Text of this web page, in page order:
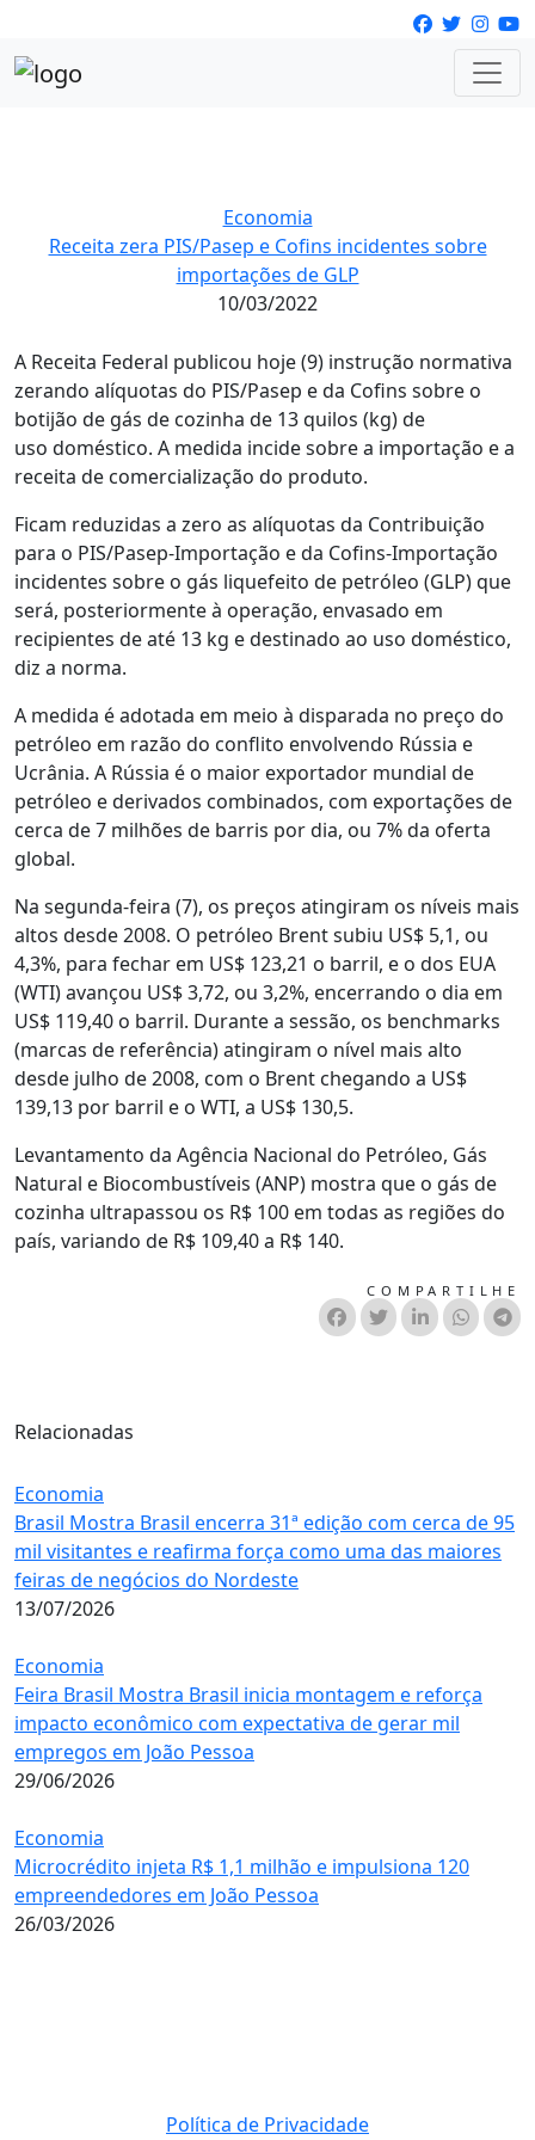
Economia
Receita zera PIS/Pasep e Cofins incidentes sobre
importações de GLP
10/03/2022
A Receita Federal publicou hoje (9) instrução normativa
zerando alíquotas do PIS/Pasep e da Cofins sobre o
botijão de gás de cozinha de 13 quilos (kg) de
uso doméstico. A medida incide sobre a importação e a
receita de comercialização do produto.
Ficam reduzidas a zero as alíquotas da Contribuição
para o PIS/Pasep-Importação e da Cofins-Importação
incidentes sobre o gás liquefeito de petróleo (GLP) que
será, posteriormente à operação, envasado em
recipientes de até 13 kg e destinado ao uso doméstico,
diz a norma.
A medida é adotada em meio à disparada no preço do
petróleo em razão do conflito envolvendo Rússia e
Ucrânia. A Rússia é o maior exportador mundial de
petróleo e derivados combinados, com exportações de
cerca de 7 milhões de barris por dia, ou 7% da oferta
global.
Na segunda-feira (7), os preços atingiram os níveis mais
altos desde 2008. O petróleo Brent subiu US$ 5,1, ou
4,3%, para fechar em US$ 123,21 o barril, e o dos EUA
(WTI) avançou US$ 3,72, ou 3,2%, encerrando o dia em
US$ 119,40 o barril. Durante a sessão, os benchmarks
(marcas de referência) atingiram o nível mais alto
desde julho de 2008, com o Brent chegando a US$
139,13 por barril e o WTI, a US$ 130,5.
Levantamento da Agência Nacional do Petróleo, Gás
Natural e Biocombustíveis (ANP) mostra que o gás de
cozinha ultrapassou os R$ 100 em todas as regiões do
país, variando de R$ 109,40 a R$ 140.
COMPARTILHE
Relacionadas
Economia
Brasil Mostra Brasil encerra 31ª edição com cerca de 95
mil visitantes e reafirma força como uma das maiores
feiras de negócios do Nordeste
13/07/2026
Economia
Feira Brasil Mostra Brasil inicia montagem e reforça
impacto econômico com expectativa de gerar mil
empregos em João Pessoa
29/06/2026
Economia
Microcrédito injeta R$ 1,1 milhão e impulsiona 120
empreendedores em João Pessoa
26/03/2026
Política de Privacidade